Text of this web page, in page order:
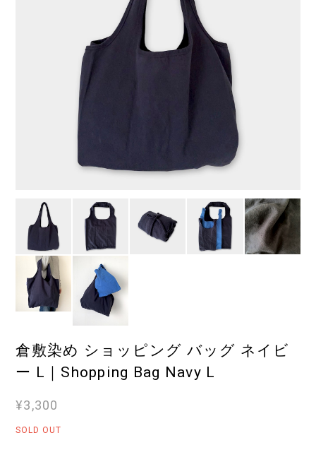
倉敷染め ショッピング バッグ ネイビ
ー L｜Shopping Bag Navy L
¥3,300
SOLD OUT